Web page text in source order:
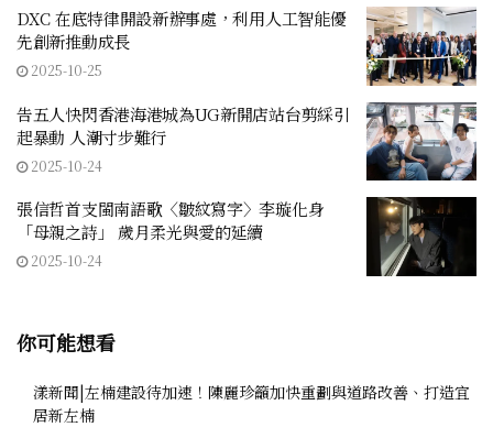
DXC 在底特律開設新辦事處，利用人工智能優
先創新推動成長
2025-10-25
告五人快閃香港海港城為UG新開店站台剪綵引
起暴動 人潮寸步難行
2025-10-24
張信哲首支閩南語歌〈皺紋寫字〉李璇化身
「母親之詩」 歲月柔光與愛的延續
2025-10-24
你可能想看
漾新聞|左楠建設待加速！陳麗珍籲加快重劃與道路改善、打造宜
居新左楠